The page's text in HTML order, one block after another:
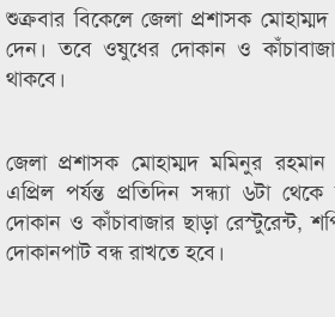
শুক্রবার বিকেলে জেলা প্রশাসক
দেন। তবে ওষুধের দোকান ও
থাকবে।
জেলা প্রশাসক মোহাম্মদ মমিনুর
এপ্রিল পর্যন্ত প্রতিদিন সন্ধ্যা ৬টা
দোকান ও কাঁচাবাজার ছাড়া রেস্টুরেন্ট,
দোকানপাট বন্ধ রাখতে হবে।